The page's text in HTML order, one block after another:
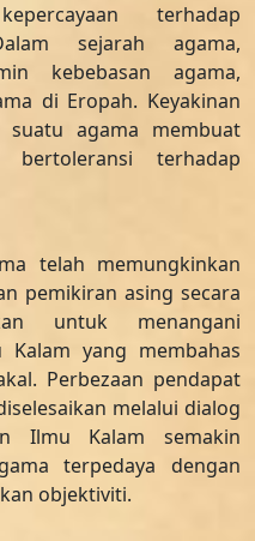
terhadap
sejarah agama,
kebebasan agama,
di Eropah. Keyakinan
suatu agama membuat
terhadap
telah memungkinkan
pemikiran asing secara
untuk menangani
Kalam yang membahas
Perbezaan pendapat
melalui dialog
Ilmu Kalam semakin
terpedaya dengan
objektiviti.